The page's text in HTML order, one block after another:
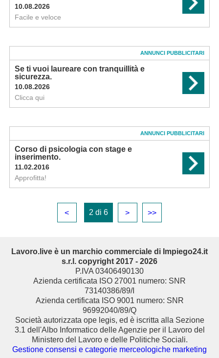
10.08.2026
Facile e veloce
ANNUNCI PUBBLICITARI
Se ti vuoi laureare con tranquillità e
sicurezza.
10.08.2026
Clicca qui
ANNUNCI PUBBLICITARI
Corso di psicologia con stage e
inserimento.
11.02.2016
Approfitta!
< 2 di 6 > >>
Lavoro.live è un marchio commerciale di Impiego24.it
s.r.l. copyright 2017 - 2026
P.IVA 03406490130
Azienda certificata ISO 27001 numero: SNR
73140386/89/I
Azienda certificata ISO 9001 numero: SNR
96992040/89/Q
Società autorizzata ope legis, ed è iscritta alla Sezione
3.1 dell'Albo Informatico delle Agenzie per il Lavoro del
Ministero del Lavoro e delle Politiche Sociali.
Gestione consensi e categorie merceologiche marketing